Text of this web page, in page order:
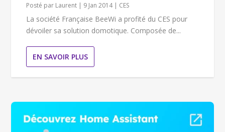
Posté par Laurent | 9 Jan 2014| CES
La société Française BeeWi a profité du CES pour
dévoiler sa solution domotique. Composée de...
EN SAVOIR PLUS